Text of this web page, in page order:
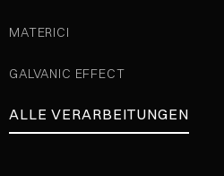
MATERICI
GALVANIC EFFECT
ALLE VERARBEITUNGEN